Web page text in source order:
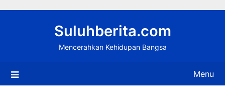
Suluhberita.com
Mencerahkan Kehidupan Bangsa
Menu